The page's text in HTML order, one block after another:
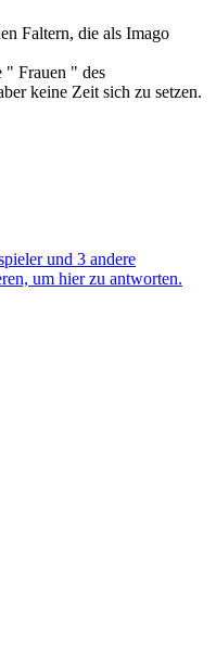
Faltern, die als Imago
" Frauen " des
keine Zeit sich zu setzen.
und 3 andere
um hier zu antworten.